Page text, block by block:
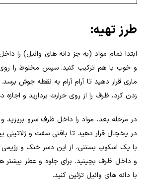
طرز تهیه:
ابتدا تمام مواد (به جز دانه های وانیل) را
و خوب با هم ترکیب کنید. سپس مخلوط را
ماری قرار دهید تا آرام آرام به نقطه جوش
زدن کرد، ظرف را از روی حرارت بردارید و
در یخچال قرار دهید تا بافتی سفت و ژلاتینی
با یک اسکوپ بستنی، از این دسر خنک و رژیمی
و داخل ظرف بچینید. برای جلوه و عطر بیشتر
با دانه های وانیل تزئین کنید.